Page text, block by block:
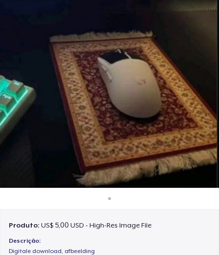
Venda qualquer coisa
Produto:US$ 5,00 USD - High-Res Image File
Descrição:
Digitale download, afbeelding